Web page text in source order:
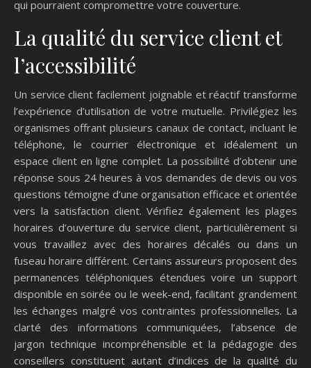
qui pourraient compromettre votre couverture.
La qualité du service client et
l’accessibilité
Un service client facilement joignable et réactif transforme
l’expérience d’utilisation de votre mutuelle. Privilégiez les
organismes offrant plusieurs canaux de contact, incluant le
téléphone, le courrier électronique et idéalement un
espace client en ligne complet. La possibilité d’obtenir une
réponse sous 24 heures à vos demandes de devis ou vos
questions témoigne d’une organisation efficace et orientée
vers la satisfaction client. Vérifiez également les plages
horaires d’ouverture du service client, particulièrement si
vous travaillez avec des horaires décalés ou dans un
fuseau horaire différent. Certains assureurs proposent des
permanences téléphoniques étendues voire un support
disponible en soirée ou le week-end, facilitant grandement
les échanges malgré vos contraintes professionnelles. La
clarté des informations communiquées, l’absence de
jargon technique incompréhensible et la pédagogie des
conseillers constituent autant d’indices de la qualité du